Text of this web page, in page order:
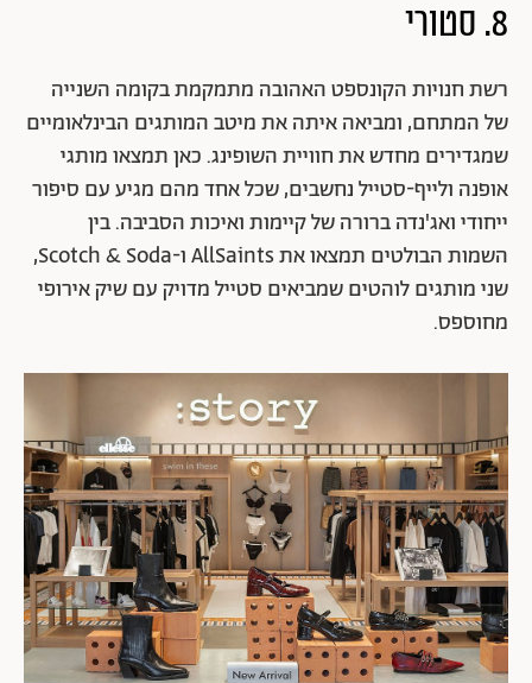
8. סטורי
רשת חנויות הקונספט האהובה מתמקמת בקומה השנייה
של המתחם, ומביאה איתה את מיטב המותגים הבינלאומיים
שמגדירים מחדש את חוויית השופינג. כאן תמצאו מותגי
אופנה ולייף-סטייל נחשבים, שכל אחד מהם מגיע עם סיפור
ייחודי ואג'נדה ברורה של קיימות ואיכות הסביבה. בין
השמות הבולטים תמצאו את AllSaints ו-Scotch & Soda,
שני מותגים לוהטים שמביאים סטייל מדויק עם שיק אירופי
מחוספס.